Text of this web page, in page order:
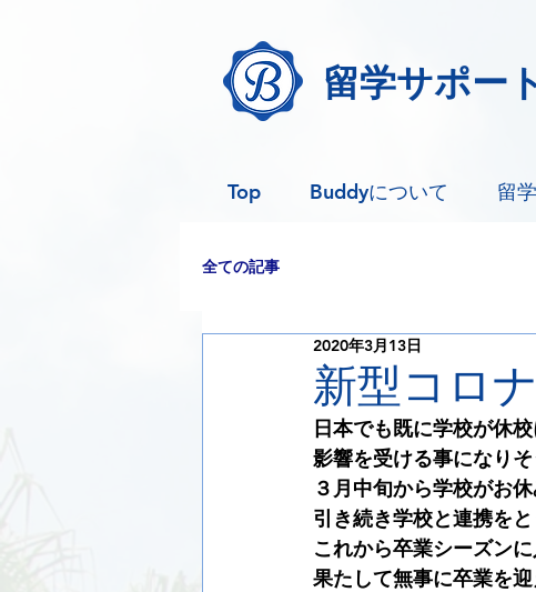
留学サポー
Top Buddyについて 留
全ての記事
新型コロ
2020年3月13日
日本でも既に学校が休
影響を受ける事になり
３月中旬から学校がお
引き続き学校と連携を
これから卒業シーズンに
果たして無事に卒業を